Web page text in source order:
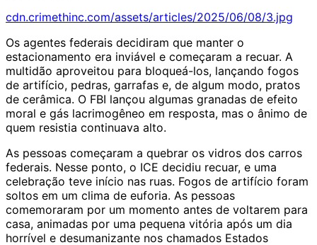
cdn.crimethinc.com/assets/articles/2025/06/08/3.jpg
Os agentes federais decidiram que manter o
estacionamento era inviável e começaram a recuar. A
multidão aproveitou para bloqueá-los, lançando fogos
de artifício, pedras, garrafas e, de algum modo, pratos
de cerâmica. O FBI lançou algumas granadas de efeito
moral e gás lacrimogêneo em resposta, mas o ânimo de
quem resistia continuava alto.
As pessoas começaram a quebrar os vidros dos carros
federais. Nesse ponto, o ICE decidiu recuar, e uma
celebração teve início nas ruas. Fogos de artifício foram
soltos em um clima de euforia. As pessoas
comemoraram por um momento antes de voltarem para
casa, animadas por uma pequena vitória após um dia
horrível e desumanizante nos chamados Estados